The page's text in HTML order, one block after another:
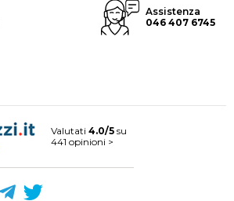
Assistenza
046 407 6745
Valutati 4.0/5 su
441 opinioni >